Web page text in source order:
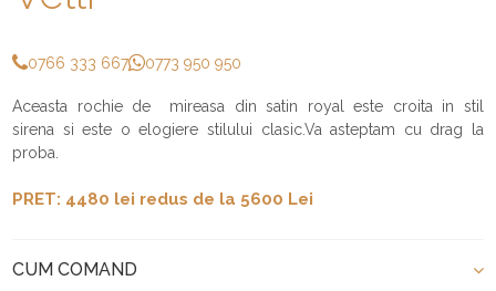
0766 333 667 0773 950 950
Aceasta rochie de mireasa din satin royal este croita in stil
sirena si este o elogiere stilului clasic.Va asteptam cu drag la
proba.
PRET: 4480 lei redus de la 5600 Lei
CUM COMAND